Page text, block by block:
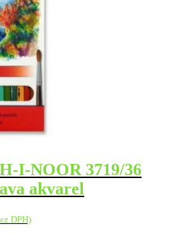
I-NOOR 3719/36
akvarel
DPH)